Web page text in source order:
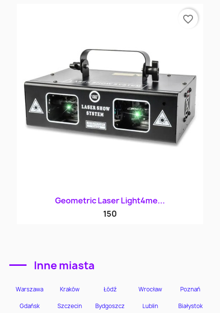
Geometric Laser Light4me...
150
favorite_border
Inne miasta